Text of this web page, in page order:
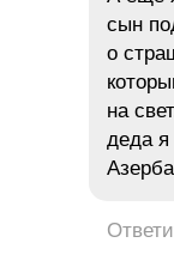
сын
о
на
деда